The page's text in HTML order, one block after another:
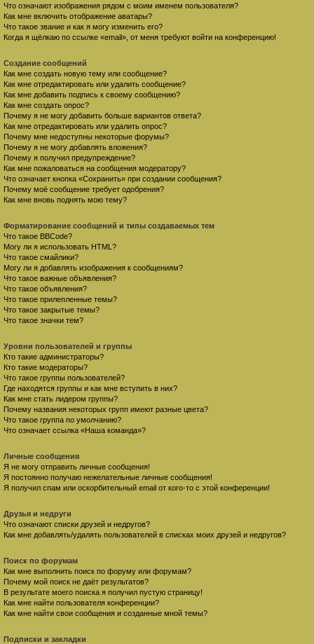
Что означают изображения рядом с моим именем пользователя?
Как мне включить отображение аватары?
Что такое звание и как я могу изменить его?
Когда я щёлкаю по ссылке «email», от меня требуют войти на конференцию!
Создание сообщений
Как мне создать новую тему или сообщение?
Как мне отредактировать или удалить сообщение?
Как мне добавить подпись к своему сообщению?
Как мне создать опрос?
Почему я не могу добавить больше вариантов ответа?
Как мне отредактировать или удалить опрос?
Почему мне недоступны некоторые форумы?
Почему я не могу добавлять вложения?
Почему я получил предупреждение?
Как мне пожаловаться на сообщения модератору?
Что означает кнопка «Сохранить» при создании сообщения?
Почему моё сообщение требует одобрения?
Как мне вновь поднять мою тему?
Форматирование сообщений и типы создаваемых тем
Что такое BBCode?
Могу ли я использовать HTML?
Что такое смайлики?
Могу ли я добавлять изображения к сообщениям?
Что такое важные объявления?
Что такое объявления?
Что такое прилепленные темы?
Что такое закрытые темы?
Что такое значки тем?
Уровни пользователей и группы
Кто такие администраторы?
Кто такие модераторы?
Что такое группы пользователей?
Где находятся группы и как мне вступить в них?
Как мне стать лидером группы?
Почему названия некоторых групп имеют разные цвета?
Что такое группа по умолчанию?
Что означает ссылка «Наша команда»?
Личные сообщения
Я не могу отправить личные сообщения!
Я постоянно получаю нежелательные личные сообщения!
Я получил спам или оскорбительный email от кого-то с этой конференции!
Друзья и недруги
Что означают списки друзей и недругов?
Как мне добавлять/удалять пользователей в списках моих друзей и недругов?
Поиск по форумам
Как мне выполнить поиск по форуму или форумам?
Почему мой поиск не даёт результатов?
В результате моего поиска я получил пустую страницу!
Как мне найти пользователя конференции?
Как мне найти свои сообщения и созданные мной темы?
Подписки и закладки